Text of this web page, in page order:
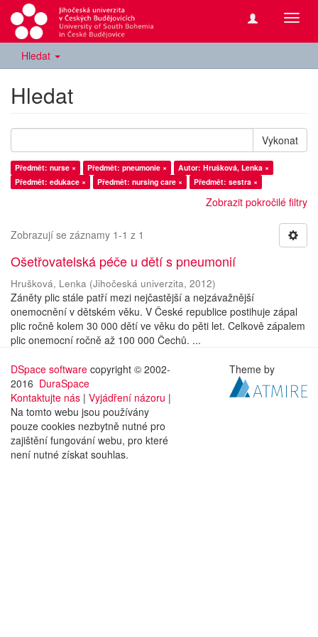
Hledat
Hledat
Vykonat
Předmět: nurse × Předmět: pneumonie ×
Autor: Hrušková, Lenka ×
Předmět: edukace ×
Předmět: nursing care × Předmět: sestra ×
Zobrazit pokročilé filtry
Zobrazují se záznamy 1-1 z 1
Ošetřovatelská péče u dětí s pneumonií
Hrušková, Lenka (Jihočeská univerzita, 2012)
Záněty plic stále patří mezi nejčastější a nejzávažnější
onemocnění v dětském věku. V České republice postihuje zápal
plic ročně kolem 30 000 dětí ve věku do pěti let. Celkově zápalem
plic onemocní ročně až 100 000 Čechů. ...
DSpace software copyright © 2002-
2016 DuraSpace
Kontaktujte nás | Vyjádření názoru |
Na tomto webu jsou používány
pouze cookies nezbytně nutné pro
zajištění fungování webu, pro které
není nutné získat souhlas.
Theme by